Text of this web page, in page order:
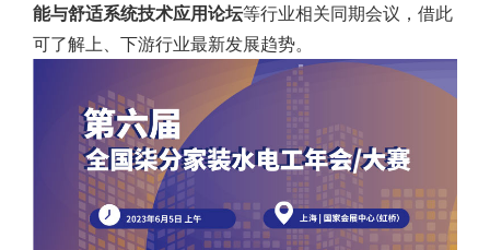
能与舒适系统技术应用论坛等行业相关同期会议，借此
可了解上、下游行业最新发展趋势。